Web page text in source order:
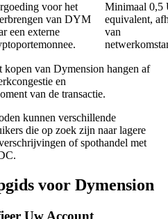
flexibele belangen
voor het
van DYM
een externe
Minimaal 0,5
equivalent,
van
van Dymension hangen af
en
van de transactie.
kunnen verschillende
die op zoek zijn naar lagere
of spothandel met
voor Dymension
Uw Account